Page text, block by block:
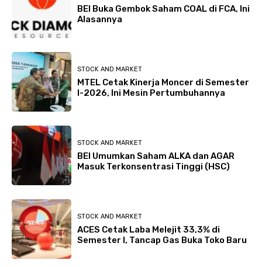
BEI Buka Gembok Saham COAL di FCA, Ini
Alasannya
STOCK AND MARKET
MTEL Cetak Kinerja Moncer di Semester
I-2026, Ini Mesin Pertumbuhannya
STOCK AND MARKET
BEI Umumkan Saham ALKA dan AGAR
Masuk Terkonsentrasi Tinggi (HSC)
STOCK AND MARKET
ACES Cetak Laba Melejit 33,3% di
Semester I, Tancap Gas Buka Toko Baru